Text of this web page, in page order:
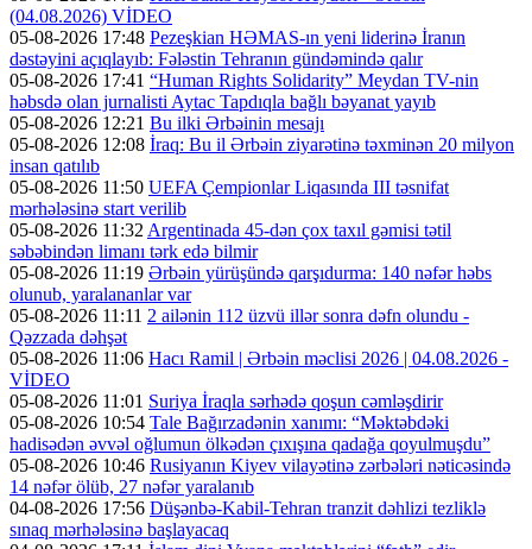
(04.08.2026) VİDEO
05-08-2026 17:48 Pezeşkian HƏMAS-ın yeni liderinə İranın
dəstəyini açıqlayıb: Fələstin Tehranın gündəmində qalır
05-08-2026 17:41 “Human Rights Solidarity” Meydan TV-nin
həbsdə olan jurnalisti Aytac Tapdıqla bağlı bəyanat yayıb
05-08-2026 12:21 Bu ilki Ərbəinin mesajı
05-08-2026 12:08 İraq: Bu il Ərbəin ziyarətinə təxminən 20 milyon
insan qatılıb
05-08-2026 11:50 UEFA Çempionlar Liqasında III təsnifat
mərhələsinə start verilib
05-08-2026 11:32 Argentinada 45-dən çox taxıl gəmisi tətil
səbəbindən limanı tərk edə bilmir
05-08-2026 11:19 Ərbəin yürüşündə qarşıdurma: 140 nəfər həbs
olunub, yaralananlar var
05-08-2026 11:11 2 ailənin 112 üzvü illər sonra dəfn olundu -
Qəzzada dəhşət
05-08-2026 11:06 Hacı Ramil | Ərbəin məclisi 2026 | 04.08.2026 -
VİDEO
05-08-2026 11:01 Suriya İraqla sərhədə qoşun cəmləşdirir
05-08-2026 10:54 Tale Bağırzadənin xanımı: “Məktəbdəki
hadisədən əvvəl oğlumun ölkədən çıxışına qadağa qoyulmuşdu”
05-08-2026 10:46 Rusiyanın Kiyev vilayətinə zərbələri nəticəsində
14 nəfər ölüb, 27 nəfər yaralanıb
04-08-2026 17:56 Düşənbə-Kabil-Tehran tranzit dəhlizi tezliklə
sınaq mərhələsinə başlayacaq